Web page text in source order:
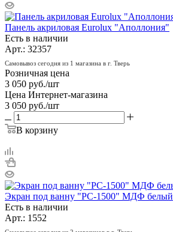
Панель акриловая Eurolux "Аполлония"
Есть в наличии
Арт.: 32357
Самовывоз сегодня из 1 магазина в г. Тверь
Розничная цена
3 050 руб./шт
Цена Интернет-магазина
3 050 руб./шт
В корзину
Экран под ванну "РС-1500" МДФ белый
Есть в наличии
Арт.: 1552